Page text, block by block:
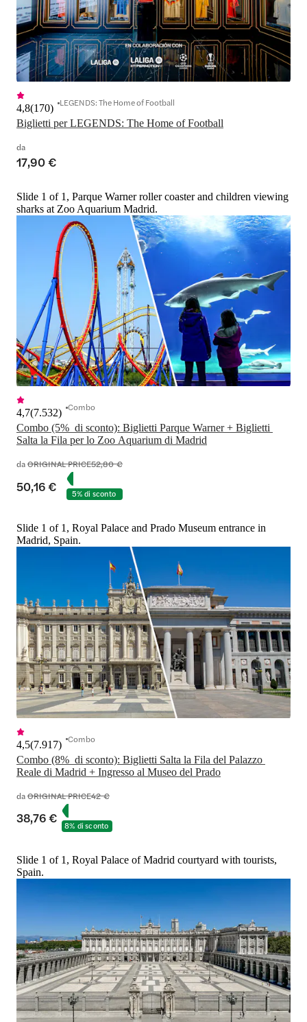
Biglietti per LEGENDS: The Home of Football
4,8(170) LEGENDS: The Home of Football
da
17,90 €
Slide 1 of 1, Parque Warner roller coaster and children viewing
sharks at Zoo Aquarium Madrid.
Combo (5%  di sconto): Biglietti Parque Warner + Biglietti
Salta la Fila per lo Zoo Aquarium di Madrid
4,7(7.532) Combo
daORIGINAL PRICE52,80 €
50,16 € 5% di sconto
Slide 1 of 1, Royal Palace and Prado Museum entrance in
Madrid, Spain.
Combo (8%  di sconto): Biglietti Salta la Fila del Palazzo
Reale di Madrid + Ingresso al Museo del Prado
4,5(7.917) Combo
daORIGINAL PRICE42 €
38,76 € 8% di sconto
Slide 1 of 1, Royal Palace of Madrid courtyard with tourists,
Spain.